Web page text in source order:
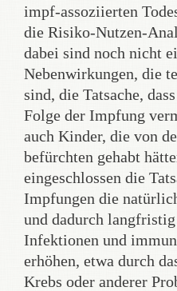
impf-assoziierten
die Risiko-Nutzen-
dabei sind noch nicht
Nebenwirkungen, die
sind, die Tatsache,
Folge der Impfung
auch Kinder, die von
befürchten gehabt
eingeschlossen die
Impfungen die
und dadurch
Infektionen und
erhöhen, etwa durch
Krebs oder anderer